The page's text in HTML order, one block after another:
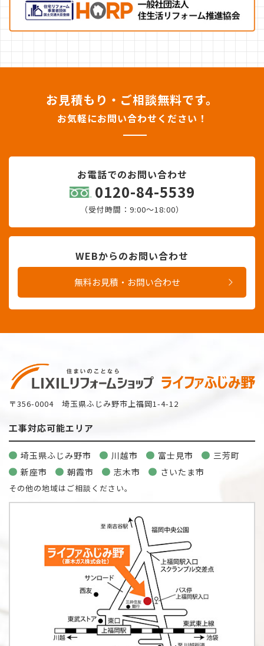
お見積もり・ご相談無料です。
お気軽にお問い合わせください！
お電話でのお問い合わせ
0120-84-5539
（受付時間：9:00〜18:00）
WEBからのお問い合わせ
無料お見積・お問い合わせ
〒356-0004 埼玉県ふじみ野市上福岡1-4-12
工事対応可能エリア
埼玉県ふじみ野市 川越市 富士見市
三芳町
新座市
朝霞市 志木市 さいたま市
その他の地域はご相談ください。